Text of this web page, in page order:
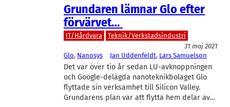
Grundaren lämnar Glo efter
förvärvet…
IT/Hårdvara
Teknik/Verkstadsindustri
31 maj 2021
Glo, Nanosys Jan Uddenfeldt, Lars Samuelson
Det var över tio år sedan LU-avknoppningen
och Google-delägda nanoteknikbolaget Glo
flyttade sin verksamhet till Silicon Valley.
Grundarens plan var att flytta hem delar av…